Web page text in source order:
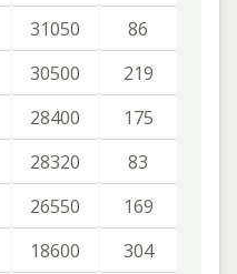
31050
86
30500
219
28400
175
28320
83
26550
169
18600
304